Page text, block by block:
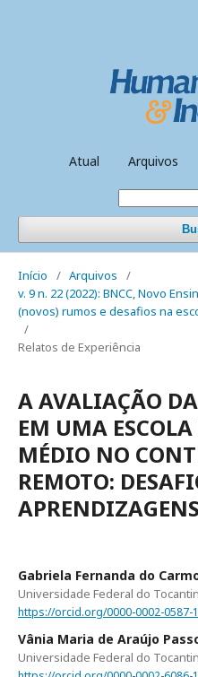
Atual Arquivos
Início / Arquivos
/
v. 9 n. 22 (2022): BNCC, Novo
(novos) rumos e desafios na
/
Relatos de Experiência
A AVALIAÇÃO
EM UMA
MÉDIO NO
REMOTO:
APRENDIZAGENS
Gabriela Fernanda do
Universidade Federal do
https://orcid.org/0000-0002-0587-
Vânia Maria de Araújo
Universidade Federal do